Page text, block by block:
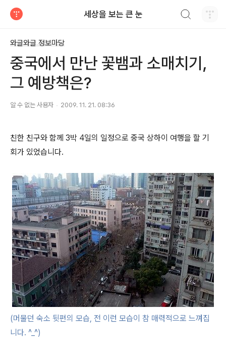
세상을 보는 큰 눈
와글와글 정보마당
중국에서 만난 꽃뱀과 소매치기,
그 예방책은?
알 수 없는 사용자 2009. 11. 21. 08:36
친한 친구와 함께 3박 4일의 일정으로 중국 상하이 여행을 할 기
회가 있었습니다.
(머물던 숙소 뒷편의 모습, 전 이런 모습이 참 매력적으로 느껴집
니다. ^_^)